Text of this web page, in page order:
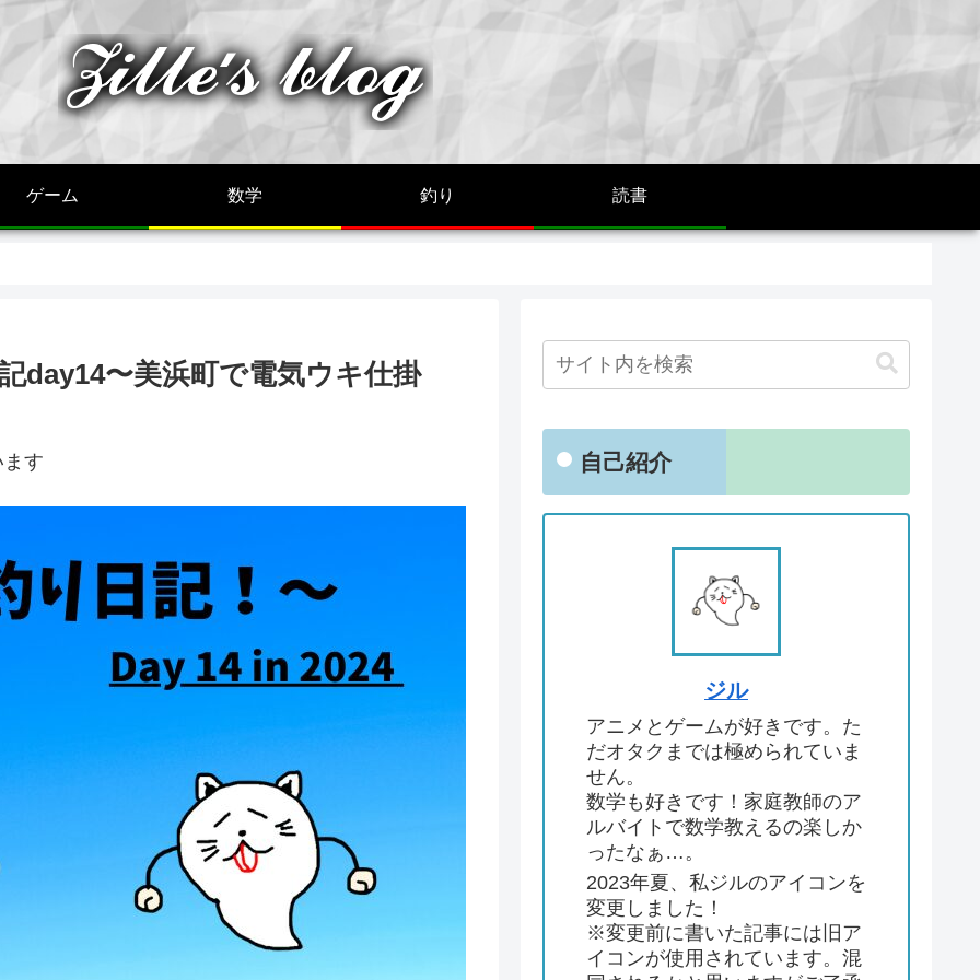
ゲーム 数学 釣り 読書
day14〜美浜町で電気ウキ仕掛
す 自己紹介
ジル
アニメとゲームが好きです。た
だオタクまでは極められていま
せん。
数学も好きです！家庭教師のア
ルバイトで数学教えるの楽しか
ったなぁ…。
2023年夏、私ジルのアイコンを
変更しました！
※変更前に書いた記事には旧ア
イコンが使用されています。混